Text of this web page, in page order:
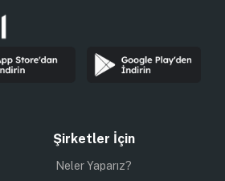
Şirketler İçin
Neler Yaparız?